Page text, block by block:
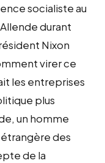
socialiste au
durant
Nixon
virer ce
les entreprises
plus
un homme
des
de la